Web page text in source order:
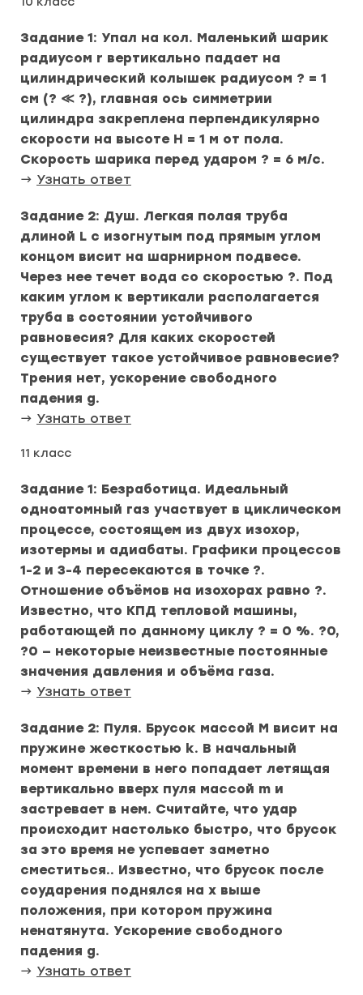
Задание 1: Упал на кол. Маленький шарик
радиусом r вертикально падает на
цилиндрический колышек радиусом ? = 1
см (? ≪ ?), главная ось симметрии
цилиндра закреплена перпендикулярно
скорости на высоте H = 1 м от пола.
Скорость шарика перед ударом ? = 6 м/с.
→ Узнать ответ
Задание 2: Душ. Легкая полая труба
длиной L с изогнутым под прямым углом
концом висит на шарнирном подвесе.
Через нее течет вода со скоростью ?. Под
каким углом к вертикали располагается
труба в состоянии устойчивого
равновесия? Для каких скоростей
существует такое устойчивое равновесие?
Трения нет, ускорение свободного
падения g.
→ Узнать ответ
11 класс
Задание 1: Безработица. Идеальный
одноатомный газ участвует в циклическом
процессе, состоящем из двух изохор,
изотермы и адиабаты. Графики процессов
1-2 и 3-4 пересекаются в точке ?.
Отношение объёмов на изохорах равно ?.
Известно, что КПД тепловой машины,
работающей по данному циклу ? = 0 %. ?0,
?0 — некоторые неизвестные постоянные
значения давления и объёма газа.
→ Узнать ответ
Задание 2: Пуля. Брусок массой M висит на
пружине жесткостью k. В начальный
момент времени в него попадает летящая
вертикально вверх пуля массой m и
застревает в нем. Считайте, что удар
происходит настолько быстро, что брусок
за это время не успевает заметно
сместиться.. Известно, что брусок после
соударения поднялся на x выше
положения, при котором пружина
ненатянута. Ускорение свободного
падения g.
→ Узнать ответ